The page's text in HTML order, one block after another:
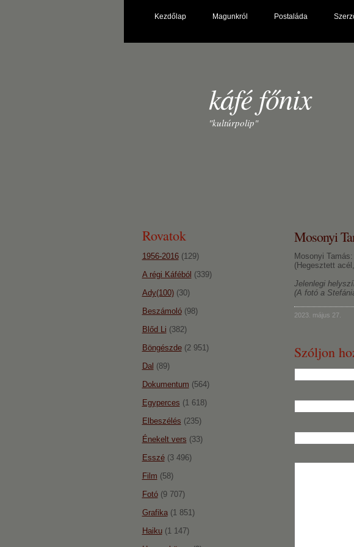
Kezdőlap Magunkról Postaláda
káfé főnix
"kultúrpolip"
Mosonyi
Mosonyi
(Hegesztett
Jelenlegi
(A fotó a
2023. május 27.
Szóljon
Rovatok
1956-2016(129)
A régi Káféból (339)
Ady(100)(30)
Beszámoló(98)
Blőd Li (382)
Böngészde(2 951)
Dal (89)
Dokumentum (564)
Egyperces (1 618)
Elbeszélés (235)
Énekelt vers (33)
Esszé(3 496)
Film (58)
Fotó(9 707)
Grafika(1 851)
Haiku(1 147)